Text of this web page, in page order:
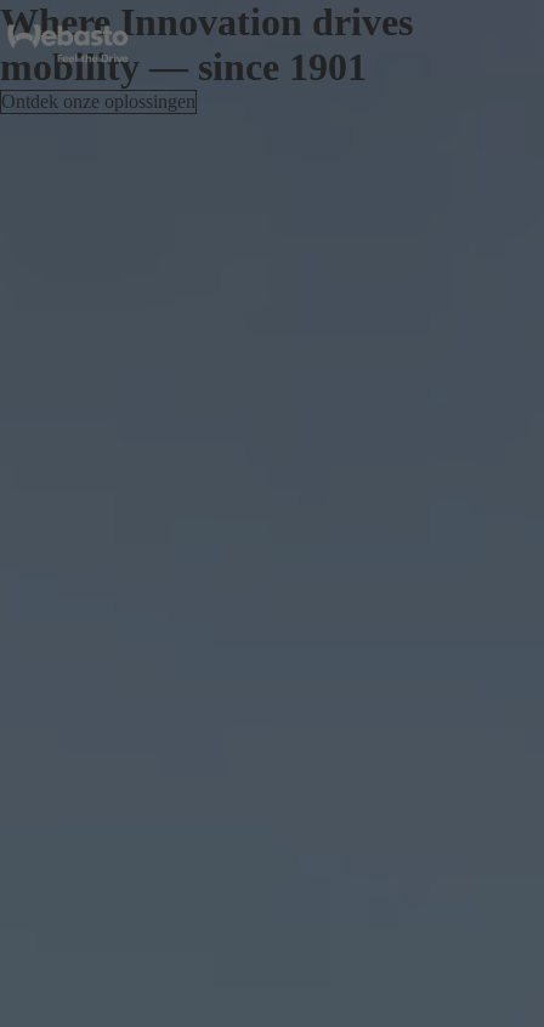
Where Innovation drives
mobility — since 1901
Ontdek onze oplossingen